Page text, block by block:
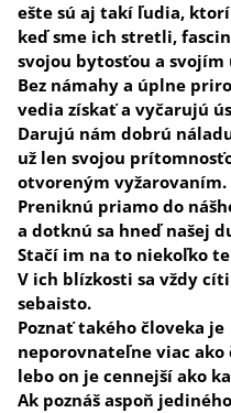
ešte sú aj takí ľudia,
keď sme ich stretli,
svojou bytosťou a
Bez námahy a úplne
vedia získať a vyčarujú
Darujú nám dobrú
už len svojou
otvoreným vyžarovaním.
Preniknú priamo do
a dotknú sa hneď našej
Stačí im na to niekoľko
V ich blízkosti sa vždy
sebaisto.
Poznať takého človeka je
neporovnateľne viac ako
lebo on je cennejší ako
Ak poznáš aspoň